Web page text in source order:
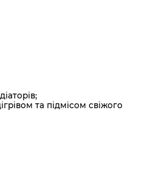
та підмісом свіжого